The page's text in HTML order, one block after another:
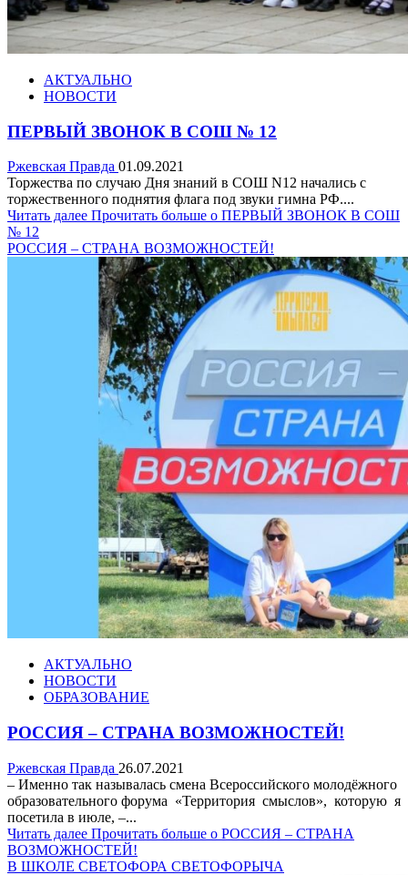
АКТУАЛЬНО
НОВОСТИ
ПЕРВЫЙ ЗВОНОК В СОШ № 12
Ржевская Правда 01.09.2021
Торжества по случаю Дня знаний в СОШ N12 начались с
торжественного поднятия флага под звуки гимна РФ....
Читать далее Прочитать больше о ПЕРВЫЙ ЗВОНОК В СОШ
№ 12
РОССИЯ – СТРАНА ВОЗМОЖНОСТЕЙ!
АКТУАЛЬНО
НОВОСТИ
ОБРАЗОВАНИЕ
РОССИЯ – СТРАНА ВОЗМОЖНОСТЕЙ!
Ржевская Правда 26.07.2021
– Именно так называлась смена Всероссийского молодёжного
образовательного форума «Территория смыслов», которую я
посетила в июле, –...
Читать далее Прочитать больше о РОССИЯ – СТРАНА
ВОЗМОЖНОСТЕЙ!
В ШКОЛЕ СВЕТОФОРА СВЕТОФОРЫЧА